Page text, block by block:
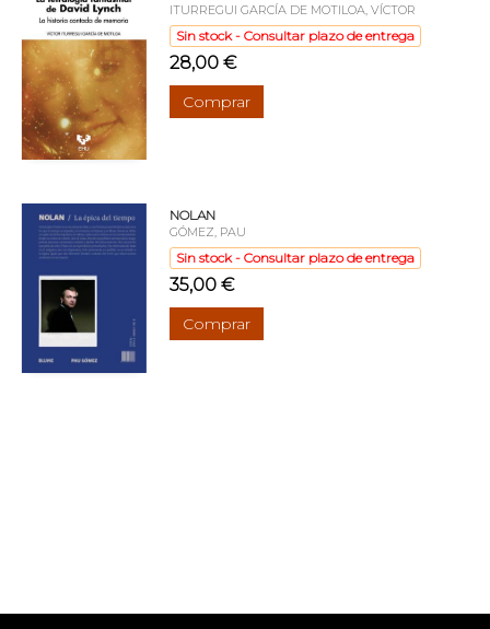
ITURREGUI GARCÍA DE MOTILOA, VÍCTOR
Sin stock - Consultar plazo de entrega
28,00 €
Comprar
NOLAN
GÓMEZ, PAU
Sin stock - Consultar plazo de entrega
35,00 €
Comprar